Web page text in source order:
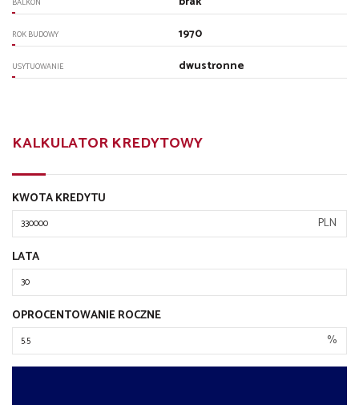
ROK BUDOWY 1970
USYTUOWANIE dwustronne
KALKULATOR KREDYTOWY
KWOTA KREDYTU
PLN
LATA
OPROCENTOWANIE ROCZNE
%